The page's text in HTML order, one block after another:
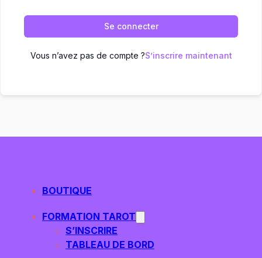
Se connecter
Vous n’avez pas de compte ?S’inscrire maintenant
BOUTIQUE
FORMATION TAROT
S’INSCRIRE
TABLEAU DE BORD